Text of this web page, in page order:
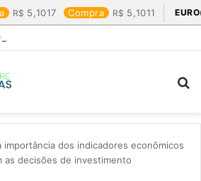
5,1017 Compra 5,1011
que mais valem a pena
importância dos indicadores econômicos
as decisões de investimento